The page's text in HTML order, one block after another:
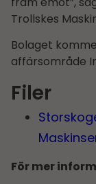
Trollskes
Bolaget
affärsområde
Filer
För mer